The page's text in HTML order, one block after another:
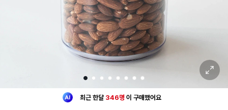
1 2 3 4 5 6 7 8
확대 보기
최근 한달 346명 이 구매했어요